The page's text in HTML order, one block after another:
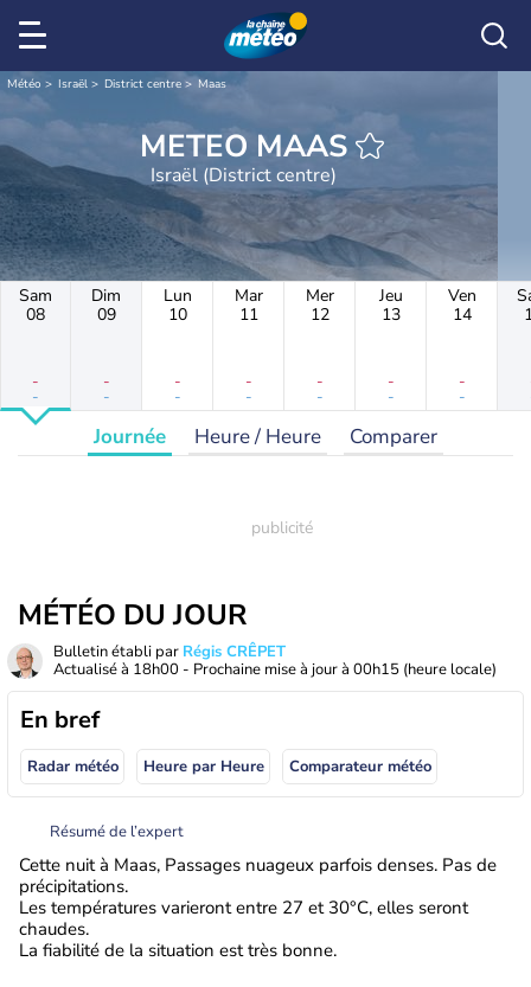
Météo Israël District centre Maas
METEO MAAS
Israël (District centre)
Sam
08
-
-
Dim
09
-
-
Lun
10
-
-
Mar
11
-
-
Mer
12
-
-
Jeu
13
-
-
Ven
14
-
-
Journée Heure / Heure Comparer
MÉTÉO DU JOUR
Bulletin établi par Régis CRÊPET
Actualisé à 18h00 - Prochaine mise à jour à 00h15 (heure locale)
En bref
Radar météo Heure par Heure Comparateur météo
Résumé de l’expert
Cette nuit à Maas, Passages nuageux parfois denses. Pas de
précipitations.
Les températures varieront entre 27 et 30°C, elles seront
chaudes.
La fiabilité de la situation est très bonne.